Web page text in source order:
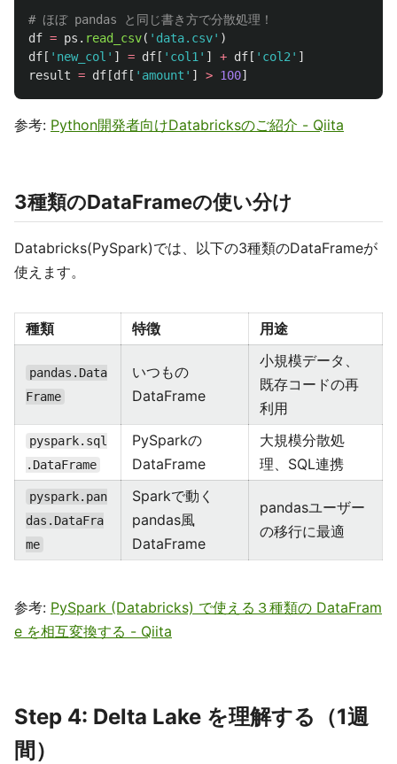
df = ps . read_csv( ' data.csv' )
df[ ' new_col ' ] = df[ ' col1 ' ] + df[ ' col2 ' ]
result = df[df[ ' amount ' ] > 100]
参考: Python開発者向けDatabricksのご紹介 - Qiita
3種類のDataFrameの使い分け
Databricks(PySpark)では、以下の3種類のDataFrameが
使えます。
種類 特徴 用途
pandas.Data
Frame
いつもの
DataFrame
小規模データ、
既存コードの再
利用
pyspark.sql
.DataFrame
PySparkの
DataFrame
大規模分散処
理、SQL連携
pyspark.pan
das.DataFra
me
Sparkで動く
pandas風
DataFrame
pandasユーザー
の移行に最適
参考: PySpark (Databricks) で使える３種類の DataFram
e を相互変換する - Qiita
Step 4: Delta Lake を理解する（1週
間）